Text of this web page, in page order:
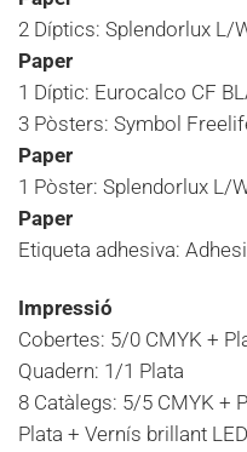
2 Díptics: Splendorlux L/
Paper
1 Díptic: Eurocalco CF
3 Pòsters: Symbol
Paper
1 Pòster: Splendorlux L/
Paper
Etiqueta adhesiva:
Impressió
Cobertes: 5/0 CMYK +
Quadern: 1/1 Plata
8 Catàlegs: 5/5 CMYK +
Plata + Vernís brillant